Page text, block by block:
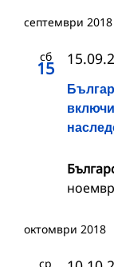
септември 2018
сб
15
октомври 2018
ср